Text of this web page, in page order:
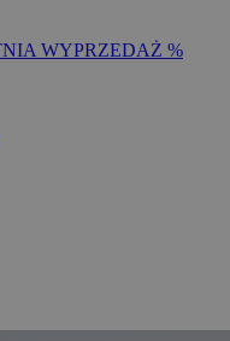
WYPRZEDAŻ %